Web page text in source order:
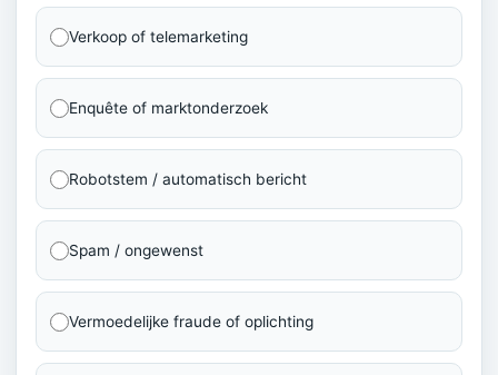
Verkoop of telemarketing
Enquête of marktonderzoek
Robotstem / automatisch bericht
Spam / ongewenst
Vermoedelijke fraude of oplichting